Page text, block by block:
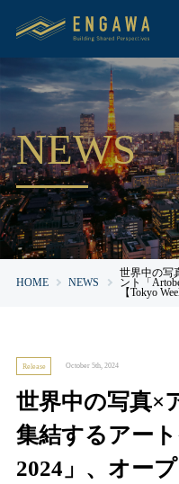
NEWS
HOME NEWS
世界中の写
ント「
【Tokyo
Release October 5th, 2024
世界中の写真×
集結するアー
2024」、オー